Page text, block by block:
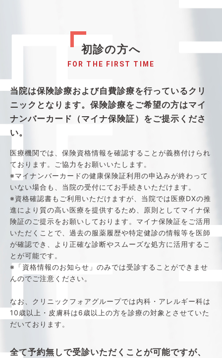
初診の方へ
FOR THE FIRST TIME
当院は保険診療および自費診療を行っているクリ
ニックとなります。保険診療をご希望の方はマイ
ナンバーカード（マイナ保険証）をご提示くださ
い。
医療機関では、保険資格情報を確認することが義務付けられ
ております。ご協力をお願いいたします。
※マイナンバーカードの健康保険証利用の申込みが終わって
いない場合も、当院の受付にてお手続きいただけます。
※資格確認書もご利用いただけますが、当院では医療DXの推
進により質の高い医療を提供するため、原則としてマイナ保
険証のご提示をお願いしております。マイナ保険証をご活用
いただくことで、過去の服薬履歴や特定健診の情報等を医師
が確認でき、より正確な診断やスムーズな処方に活用するこ
とが可能です。
※「資格情報のお知らせ」のみでは受診することができませ
んのでご注意ください。
なお、クリニックフォアグループでは内科・アレルギー科は
10歳以上・皮膚科は6歳以上の方を診療の対象とさせていた
だいております。
全て予約無しで受診いただくことが可能ですが、